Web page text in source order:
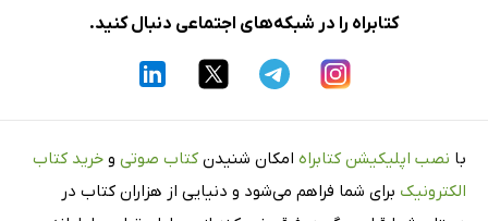
کتابراه را در شبکه‌های اجتماعی دنبال کنید.
با نصب اپلیکیشن کتابراه امکان شنیدن کتاب صوتی و خرید کتاب
الکترونیک برای شما فراهم می‌شود و دنیایی از هزاران کتاب در